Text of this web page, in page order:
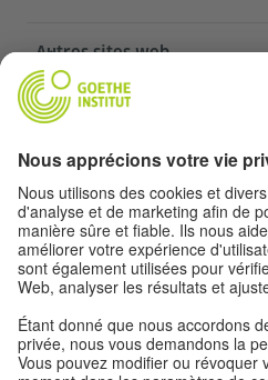
Autres sites web
Communauté „Deutsch
Cours d’allemand de
Portail pour
Confidentialité et
Paramètres de
Accessibilité